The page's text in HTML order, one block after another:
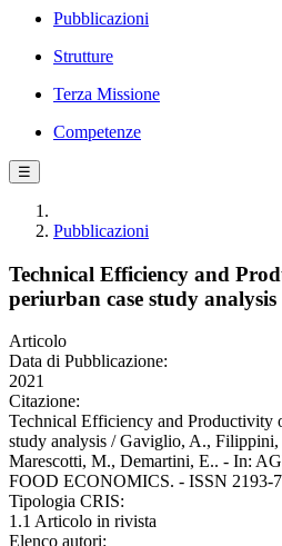
Pubblicazioni
Strutture
Terza Missione
Competenze
☰
Pubblicazioni
Technical Efficiency and
periurban case study analysis
Articolo
Data di Pubblicazione:
2021
Citazione:
Technical Efficiency and Productivity
study analysis / Gaviglio, A.,
Marescotti, M., Demartini, E.. - In:
FOOD ECONOMICS. - ISSN 2193-
Tipologia CRIS:
1.1 Articolo in rivista
Elenco autori: